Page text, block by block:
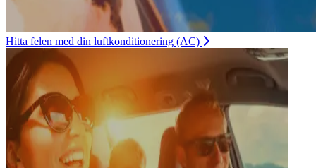
Hitta felen med din luftkonditionering (AC)